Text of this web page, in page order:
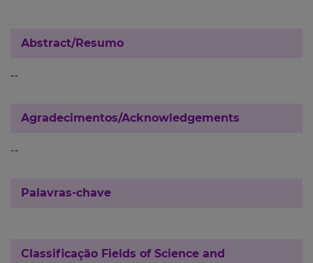
Abstract/Resumo
--
Agradecimentos/Acknowledgements
--
Palavras-chave
Classificação Fields of Science and